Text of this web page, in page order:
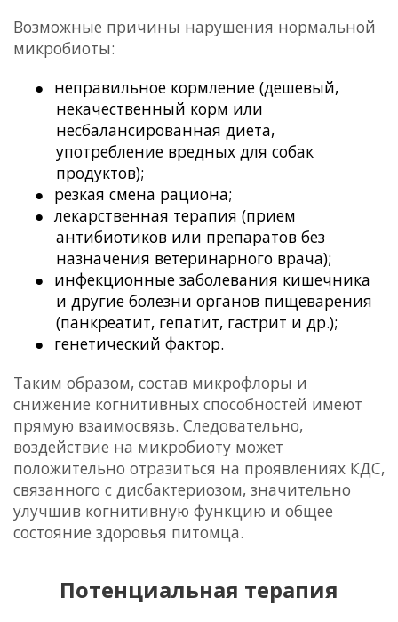
Возможные причины нарушения нормальной
микробиоты:
● неправильное кормление (дешевый,
некачественный корм или
несбалансированная диета,
употребление вредных для собак
продуктов);
● резкая смена рациона;
● лекарственная терапия (прием
антибиотиков или препаратов без
назначения ветеринарного врача);
● инфекционные заболевания кишечника
и другие болезни органов пищеварения
(панкреатит, гепатит, гастрит и др.);
● генетический фактор.
Таким образом, состав микрофлоры и
снижение когнитивных способностей имеют
прямую взаимосвязь. Следовательно,
воздействие на микробиоту может
положительно отразиться на проявлениях КДС,
связанного с дисбактериозом, значительно
улучшив когнитивную функцию и общее
состояние здоровья питомца.
Потенциальная терапия